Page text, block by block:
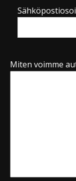
Miten voimme